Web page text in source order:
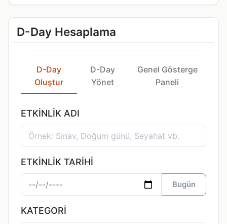
D-Day Hesaplama
D-Day
Oluştur
D-Day
Yönet
Genel Gösterge
Paneli
ETKINLIK ADI
ETKINLIK TARIHI
Bugün
KATEGORI